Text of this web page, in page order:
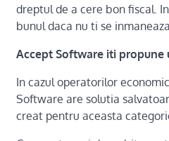
dreptul de a cere bon fiscal.
bunul daca nu ti se
Accept Software iti
In cazul operatorilor
Software are solutia
creat pentru aceasta